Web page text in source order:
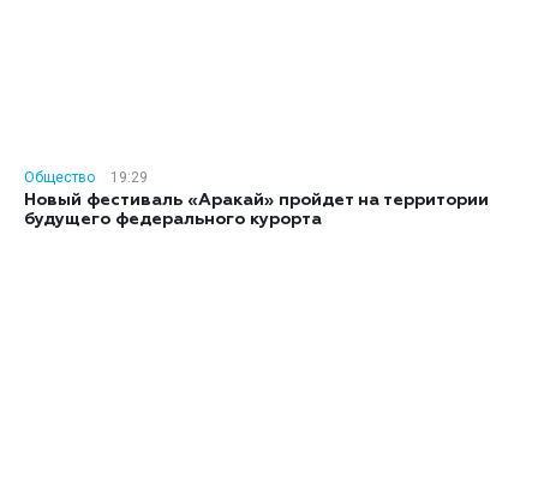
Общество
19:29
Новый фестиваль «Аракай» пройдет на территории
будущего федерального курорта